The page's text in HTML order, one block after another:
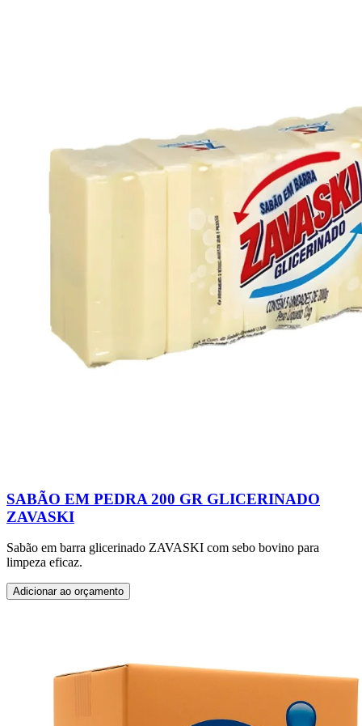
SABÃO EM PEDRA 200 GR GLICERINADO
ZAVASKI
Sabão em barra glicerinado ZAVASKI com sebo bovino para
limpeza eficaz.
Adicionar ao orçamento